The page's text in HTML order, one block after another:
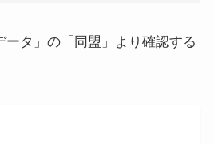
ータ」の「同盟」より確認する